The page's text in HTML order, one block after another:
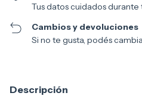
Tus datos cuidados durante
Cambios y devoluciones
Si no te gusta, podés
Descripción